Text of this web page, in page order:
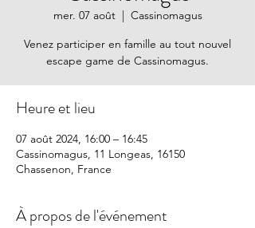
mer. 07 août
  |
Cassinomagus
Venez participer en famille au tout nouvel
escape game de Cassinomagus.
Heure et lieu
07 août 2024, 16:00 – 16:45
Cassinomagus, 11 Longeas, 16150
Chassenon, France
À propos de l'événement